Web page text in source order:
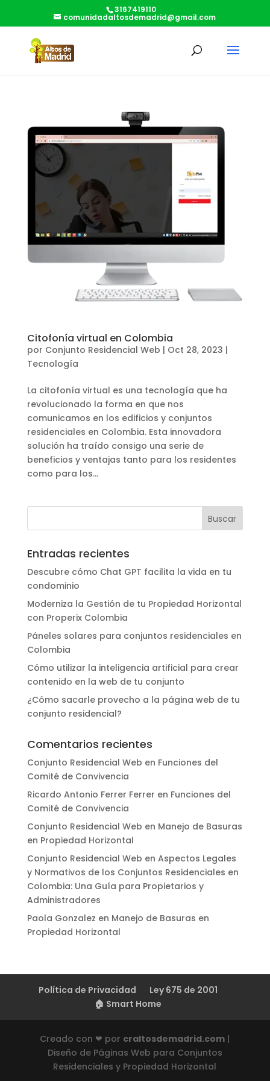
3167419110
comunidadaltosdemadrid@gmail.com
Citofonía virtual en Colombia
por Conjunto Residencial Web | Oct 28, 2023 |
Tecnología
La citofonía virtual es una tecnología que ha
revolucionado la forma en que nos
comunicamos en los edificios y conjuntos
residenciales en Colombia. Esta innovadora
solución ha traído consigo una serie de
beneficios y ventajas tanto para los residentes
como para los...
Entradas recientes
Descubre cómo Chat GPT facilita la vida en tu
condominio
Moderniza la Gestión de tu Propiedad Horizontal
con Properix Colombia
Páneles solares para conjuntos residenciales en
Colombia
Cómo utilizar la inteligencia artificial para crear
contenido en la web de tu conjunto
¿Cómo sacarle provecho a la página web de tu
conjunto residencial?
Comentarios recientes
Conjunto Residencial Web en Funciones del
Comité de Convivencia
Ricardo Antonio Ferrer Ferrer en Funciones del
Comité de Convivencia
Conjunto Residencial Web en Manejo de Basuras
en Propiedad Horizontal
Conjunto Residencial Web en Aspectos Legales
y Normativos de los Conjuntos Residenciales en
Colombia: Una Guía para Propietarios y
Administradores
Paola Gonzalez en Manejo de Basuras en
Propiedad Horizontal
Política de Privacidad
Ley 675 de 2001
🏠 Smart Home
Creado con ❤ por craltosdemadrid.com |
Diseño de Páginas Web para Conjuntos
Residenciales y Propiedad Horizontal